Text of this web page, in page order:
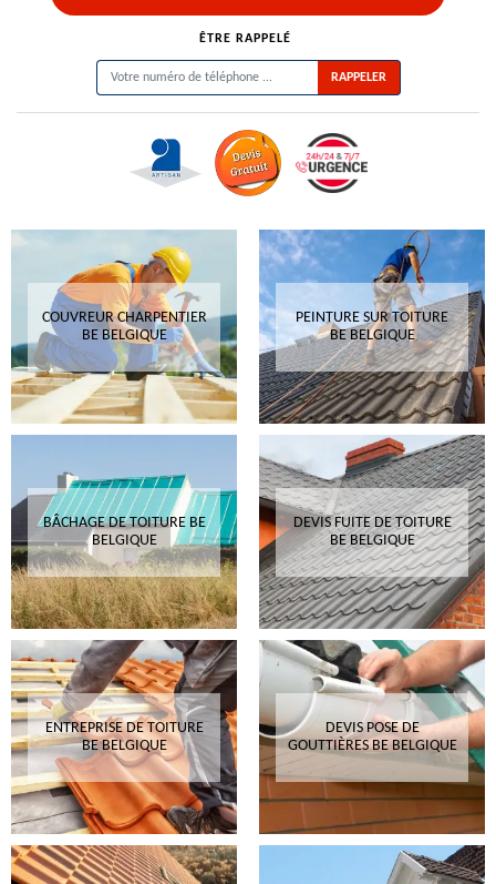
ÊTRE RAPPELÉ
COUVREUR CHARPENTIER
BE BELGIQUE
PEINTURE SUR TOITURE
BE BELGIQUE
BÂCHAGE DE TOITURE BE
BELGIQUE
DEVIS FUITE DE TOITURE
BE BELGIQUE
ENTREPRISE DE TOITURE
BE BELGIQUE
DEVIS POSE DE
GOUTTIÈRES BE BELGIQUE